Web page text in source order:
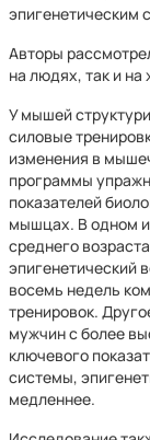
эпигенетическим
Авторы
на людях, так и на
У мышей
силовые
изменения в
программы
показателей
мышцах. В одном
среднего
эпигенетический
восемь недель
тренировок.
мужчин с более
ключевого
системы,
медленнее.